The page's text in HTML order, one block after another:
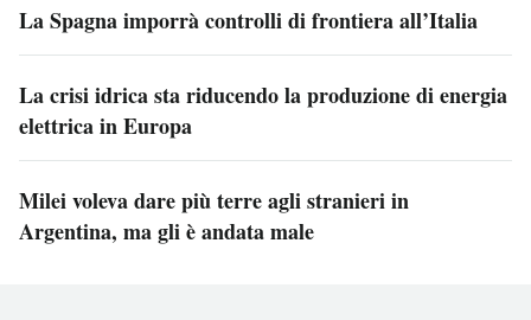
La Spagna imporrà controlli di frontiera all’Italia
La crisi idrica sta riducendo la produzione di energia
elettrica in Europa
Milei voleva dare più terre agli stranieri in
Argentina, ma gli è andata male